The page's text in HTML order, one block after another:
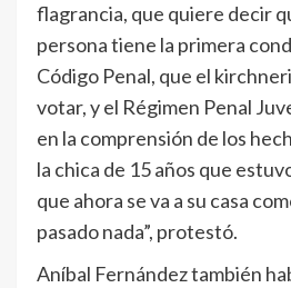
flagrancia, que quiere decir
persona tiene la primera
Código Penal, que el
votar, y el Régimen Penal
en la comprensión de los
la chica de 15 años que
que ahora se va a su casa
pasado nada”, protestó.
Aníbal Fernández también